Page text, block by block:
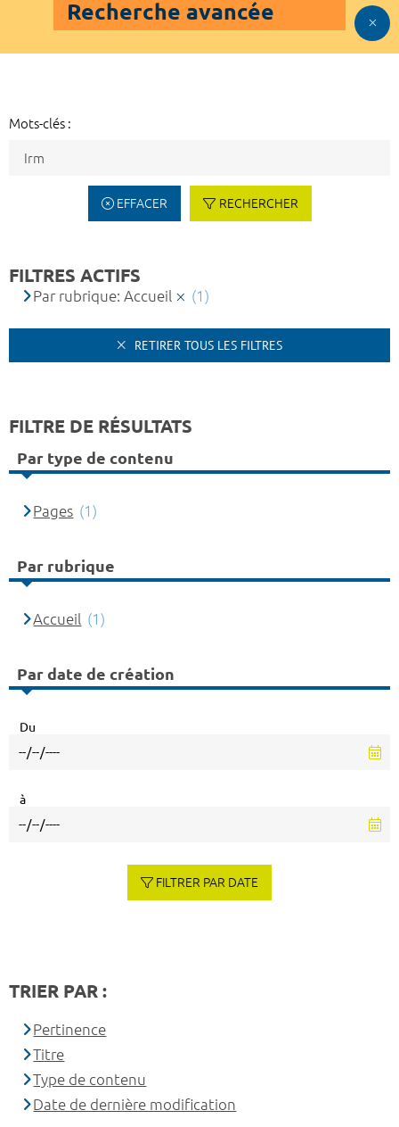
Recherche avancée
Mots-clés :
EFFACER RECHERCHER
FILTRES ACTIFS
Par rubrique: Accueil (1)
RETIRER TOUS LES FILTRES
FILTRE DE RÉSULTATS
Par type de contenu
Pages (1)
Par rubrique
Accueil (1)
Par date de création
Du
à
FILTRER PAR DATE
TRIER PAR :
Pertinence
Titre
Type de contenu
Date de dernière modification